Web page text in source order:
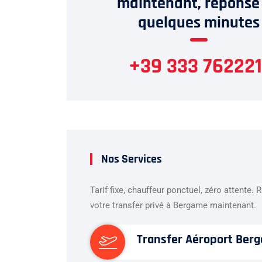
quelques minutes
+39 333
Nos Services
Tarif fixe, chauffeur ponctuel, zéro attente.
votre transfer privé à Bergame maintenant.
Transfer Aéroport